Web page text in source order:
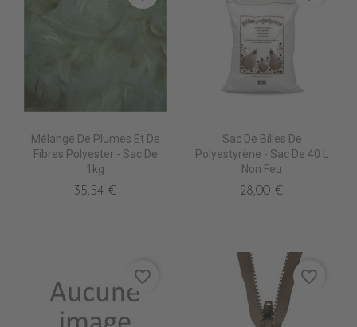
Mélange De Plumes Et De
Fibres Polyester - Sac De
1kg
35,54 €
Sac De Billes De
Polyestyrène - Sac De 40 L
Non Feu
28,00 €
favorite_border favorite_border